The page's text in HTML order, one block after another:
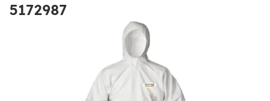
5172987